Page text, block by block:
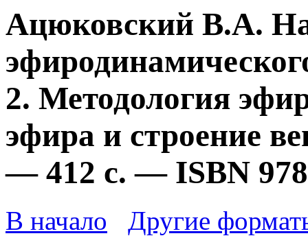
Ацюковский В.А.
2. Методология
эфира и строение
— 412 с. — ISBN
В начало Другие